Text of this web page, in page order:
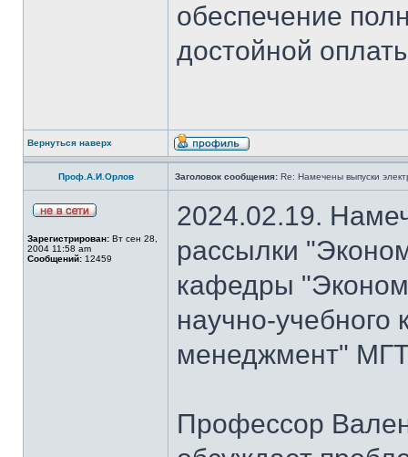
обеспечение
достойной
Вернуться наверх
Проф.А.И.Орлов Заголовок сообщения: Re: Намечены выпуски
Зарегистрирован: Вт сен 28,
2004 11:58 am
Сообщений: 12459
2024.02.19.
рассылки
кафедры
научно-
менеджмент"
Профессор